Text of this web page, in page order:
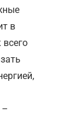
в
–